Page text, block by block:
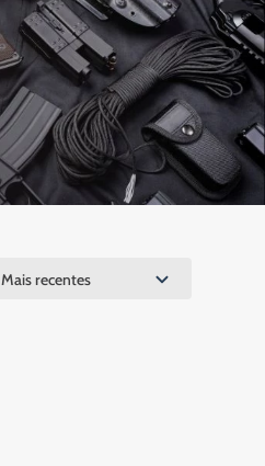
Mais recentes